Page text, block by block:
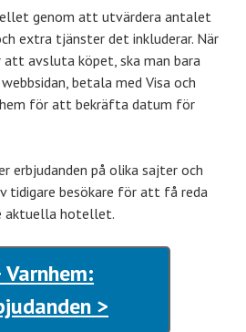
genom att utvärdera antalet
extra tjänster det inkluderar. När
avsluta köpet, ska man bara
betala med Visa och
för att bekräfta datum för
erbjudanden på olika sajter och
tidigare besökare för att få reda
aktuella hotellet.
Varnhem:
>